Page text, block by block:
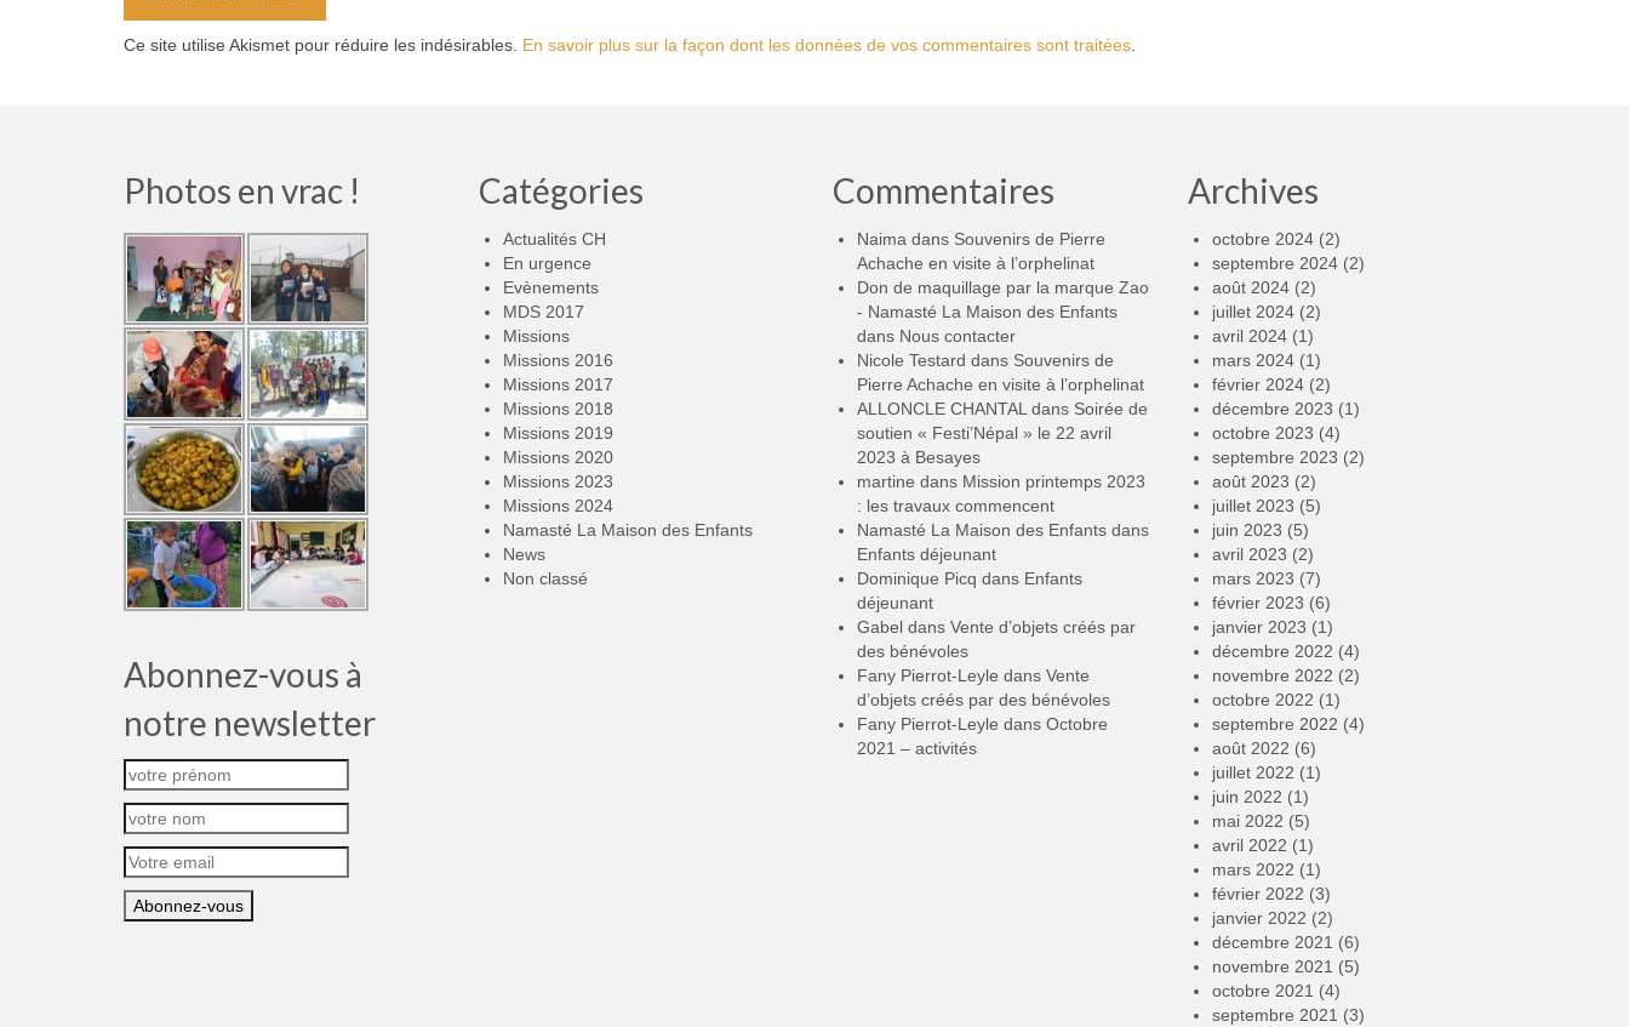
Ce site utilise Akismet pour réduire les indésirables. En savoir plus sur la façon dont les données de vos commentaires sont traitées
Photos en vrac !
Abonnez-vous à
notre newsletter
Catégories
Actualités CH
En urgence
Evènements
MDS 2017
Missions
Missions 2016
Missions 2017
Missions 2018
Missions 2019
Missions 2020
Missions 2023
Missions 2024
Namasté La Maison des Enfants
News
Non classé
Commentaires
Naima dans Souvenirs de Pierre
Achache en visite à l’orphelinat
Don de maquillage par la marque Zao
- Namasté La Maison des Enfants
dans Nous contacter
Nicole Testard dans Souvenirs de
Pierre Achache en visite à l’orphelinat
ALLONCLE CHANTAL dans Soirée de
soutien « Festi’Népal » le 22 avril
2023 à Besayes
martine dans Mission printemps 2023
: les travaux commencent
Namasté La Maison des Enfants dans
Enfants déjeunant
Dominique Picq dans Enfants
déjeunant
Gabel dans Vente d’objets créés par
des bénévoles
Fany Pierrot-Leyle dans Vente
d’objets créés par des bénévoles
Fany Pierrot-Leyle dans Octobre
2021 – activités
Archives
octobre 2024(2)
septembre 2024(2)
août 2024(2)
juillet 2024(2)
avril 2024(1)
mars 2024(1)
février 2024(2)
décembre 2023 (1)
octobre 2023 (4)
septembre 2023 (2)
août 2023 (2)
juillet 2023 (5)
juin 2023 (5)
avril 2023 (2)
mars 2023 (7)
février 2023 (6)
janvier 2023 (1)
décembre 2022 (4)
novembre 2022 (2)
octobre 2022 (1)
septembre 2022 (4)
août 2022 (6)
juillet 2022 (1)
juin 2022 (1)
mai 2022 (5)
avril 2022 (1)
mars 2022 (1)
février 2022 (3)
janvier 2022 (2)
décembre 2021 (6)
novembre 2021 (5)
octobre 2021 (4)
septembre 2021 (3)